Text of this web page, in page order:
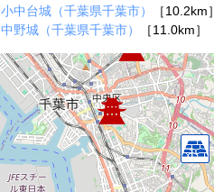
小中台城（千葉県千葉市）
［10.2km］
中野城（千葉県千葉市）
［11.0km］